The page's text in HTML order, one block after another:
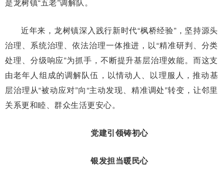
是龙树镇“五老”调解队。
近年来，龙树镇深入践行新时代“枫桥经验”，坚持源头
治理、系统治理、依法治理一体推进，以“精准研判、分类
处理、分级响应”为抓手，不断提升基层治理效能。而这支
由老年人组成的调解队伍，以情动人、以理服人，推动基
层治理从“被动应对”向“主动发现、精准调处”转变，让邻里
关系更和睦、群众生活更安心。
党建引领铸初心
银发担当暖民心